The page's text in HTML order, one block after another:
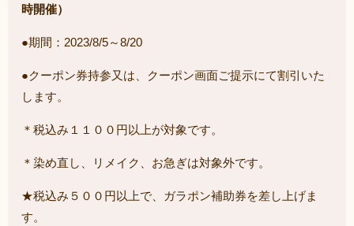
時開催）
●期間：2023/8/5～8/20
●クーポン券持参又は、クーポン画面ご提示にて割引いた
します。
＊税込み１１００円以上が対象です。
＊染め直し、リメイク、お急ぎは対象外です。
★税込み５００円以上で、ガラポン補助券を差し上げま
す。